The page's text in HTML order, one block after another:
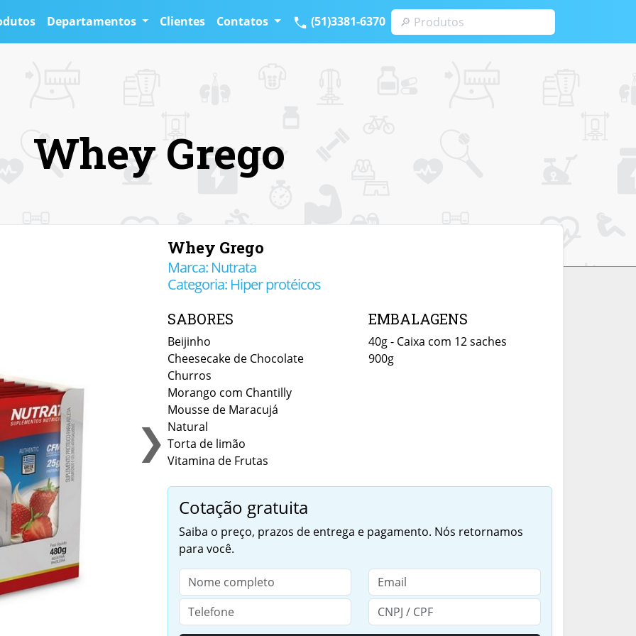
Departamentos Clientes Contatos (51)3381-6370
Whey Grego
❯
Whey Grego
Marca: Nutrata
Categoria: Hiper protéicos
SABORES
Beijinho
Cheesecake de Chocolate
Churros
Morango com Chantilly
Mousse de Maracujá
Natural
Torta de limão
Vitamina de Frutas
EMBALAGENS
40g - Caixa com 12 saches
900g
Cotação gratuita
Saiba o preço, prazos de entrega e pagamento. Nós retornamos
para você.